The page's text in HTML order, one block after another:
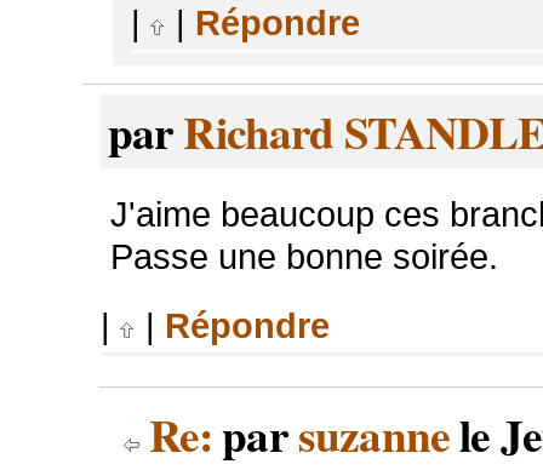
|
| Répondre
parRichard
J'aime beaucoup ces
Passe une bonne soirée.
|
| Répondre
Re:parsuzannele